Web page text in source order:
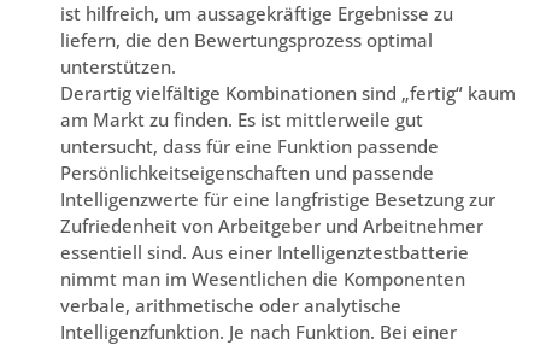
ist hilfreich, um aussagekräftige Ergebnisse zu
liefern, die den Bewertungsprozess optimal
unterstützen.
Derartig vielfältige Kombinationen sind „fertig“ kaum
am Markt zu finden. Es ist mittlerweile gut
untersucht, dass für eine Funktion passende
Persönlichkeitseigenschaften und passende
Intelligenzwerte für eine langfristige Besetzung zur
Zufriedenheit von Arbeitgeber und Arbeitnehmer
essentiell sind. Aus einer Intelligenztestbatterie
nimmt man im Wesentlichen die Komponenten
verbale, arithmetische oder analytische
Intelligenzfunktion. Je nach Funktion. Bei einer